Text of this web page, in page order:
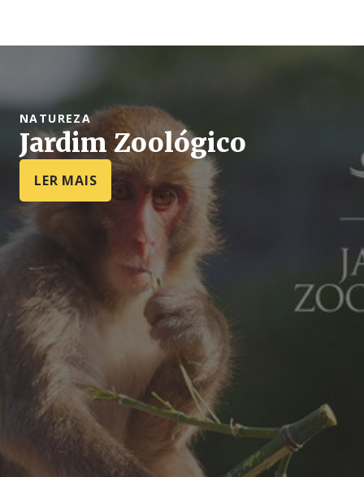
NATUREZA
Jardim Zoológico
LER MAIS